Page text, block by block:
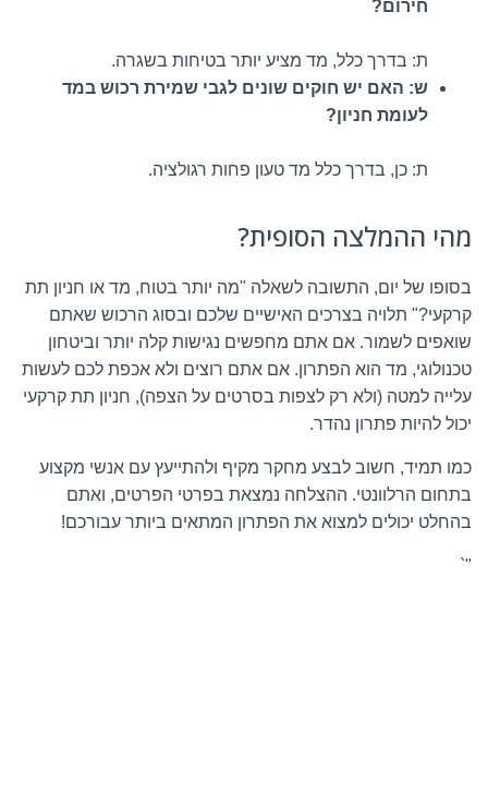
חירום?
ת: בדרך כלל, מד מציע יותר בטיחות בשגרה.
ש: האם יש חוקים שונים לגבי שמירת רכוש במד
לעומת חניון?
ת: כן, בדרך כלל מד טעון פחות רגולציה.
מהי ההמלצה הסופית?
בסופו של יום, התשובה לשאלה "מה יותר בטוח, מד או חניון תת
קרקעי?" תלויה בצרכים האישיים שלכם ובסוג הרכוש שאתם
שואפים לשמור. אם אתם מחפשים נגישות קלה יותר וביטחון
טכנולוגי, מד הוא הפתרון. אם אתם רוצים ולא אכפת לכם לעשות
עלייה למטה (ולא רק לצפות בסרטים על הצפה), חניון תת קרקעי
יכול להיות פתרון נהדר.
כמו תמיד, חשוב לבצע מחקר מקיף ולהתייעץ עם אנשי מקצוע
בתחום הרלוונטי. ההצלחה נמצאת בפרטי הפרטים, ואתם
בהחלט יכולים למצוא את הפתרון המתאים ביותר עבורכם!
"`